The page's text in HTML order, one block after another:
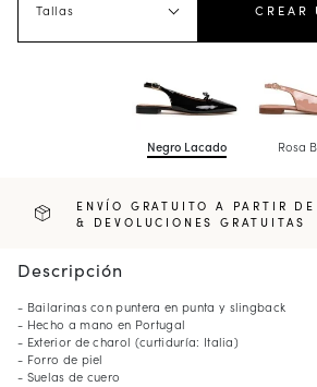
Tallas CREAR
Negro Lacado Rosa
ENVÍO GRATUITO A PARTIR
& DEVOLUCIONES GRATUITAS
Descripción
- Bailarinas con puntera en punta y slingback
- Hecho a mano en Portugal
- Exterior de charol (curtiduría: Italia)
- Forro de piel
- Suelas de cuero